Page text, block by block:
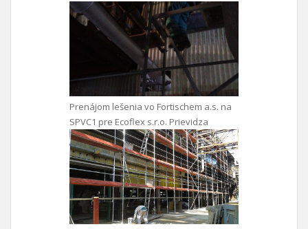
Prenájom lešenia vo Fortischem a.s. na
SPVC1 pre Ecoflex s.r.o. Prievidza